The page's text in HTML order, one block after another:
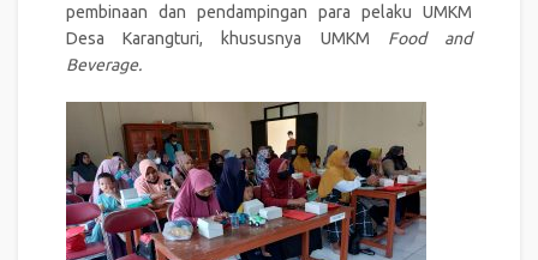
pembinaan dan pendampingan para pelaku UMKM
Desa Karangturi, khususnya UMKM Food and
Beverage.